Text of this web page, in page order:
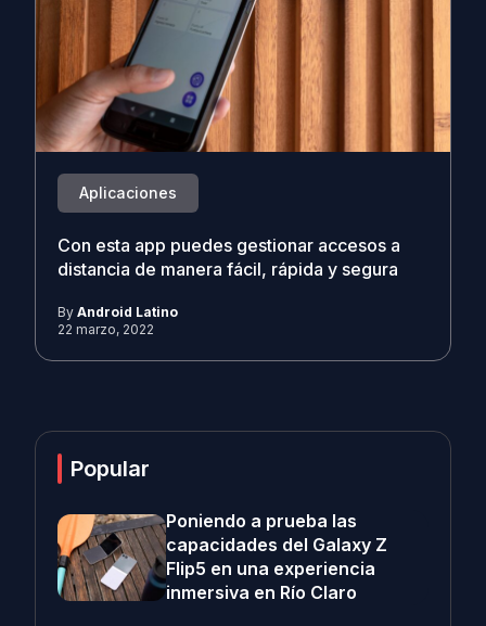
Aplicaciones
Con esta app puedes gestionar accesos a
distancia de manera fácil, rápida y segura
By Android Latino
22 marzo, 2022
Popular
Poniendo a prueba las
capacidades del Galaxy Z
Flip5 en una experiencia
inmersiva en Río Claro